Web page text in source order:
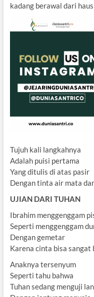
kadang berawal dari haus
Tujuh kali langkahnya
Adalah puisi pertama
Yang ditulis di atas pasir
Dengan tinta air mata
UJIAN DARI TUHAN
Ibrahim menggenggam
Seperti menggenggam
Dengan gemetar
Karena cinta bisa sangat
Anaknya tersenyum
Seperti tahu bahwa
Tuhan sedang menguji